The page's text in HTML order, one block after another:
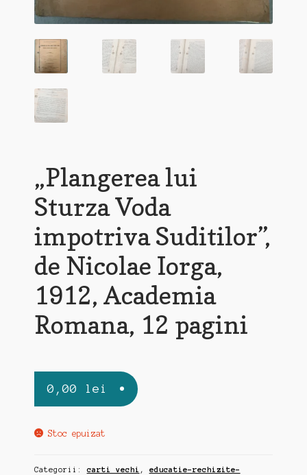
„Plangerea lui
Sturza Voda
impotriva Suditilor”,
de Nicolae Iorga,
1912, Academia
Romana, 12 pagini
0,00 lei
Stoc epuizat
Categorii:carti vechi , educatie-rechizite-